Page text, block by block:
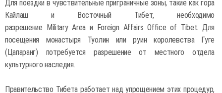
Для поездки в чувствительные приграничные зоны, такие как гора
Кайлаш и Восточный Тибет, необходимо
разрешение Military Area и Foreign Affairs Office of Tibet. Для
посещения монастыря Туолин или руин королевства Гуге
(Цапаранг) потребуется разрешение от местного отдела
культурного наследия.
Правительство Тибета работает над упрощением этих процедур,